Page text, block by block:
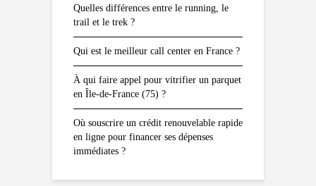
Quelles différences entre le running, le
trail et le trek ?
Qui est le meilleur call center en France ?
À qui faire appel pour vitrifier un parquet
en Île-de-France (75) ?
Où souscrire un crédit renouvelable rapide
en ligne pour financer ses dépenses
immédiates ?